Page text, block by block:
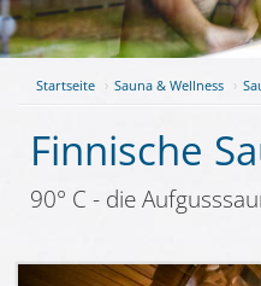
Startseite Sauna & Wellness
Finnische
90° C - die